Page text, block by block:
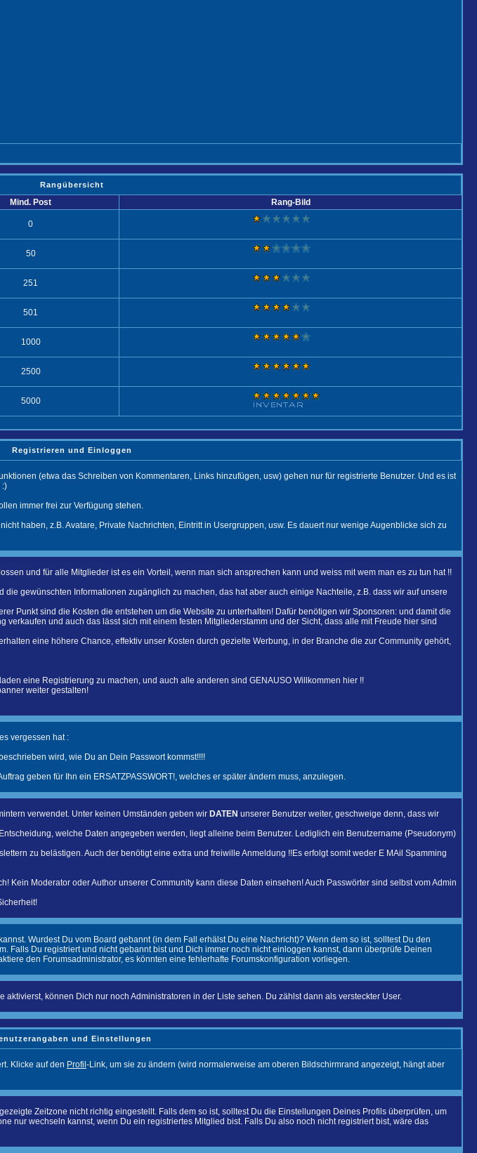
Rangübersicht
Mind. Post Rang-Bild
0
50
251
501
1000
2500
5000
Registrieren und Einloggen
(etwa das Schreiben von Kommentaren, Links hinzufügen, usw) gehen nur für registrierte Benutzer. Und es ist
:)
immer frei zur Verfügung stehen.
haben, z.B. Avatare, Private Nachrichten, Eintritt in Usergruppen, usw. Es dauert nur wenige Augenblicke sich zu
und für alle Mitglieder ist es ein Vorteil, wenn man sich ansprechen kann und weiss mit wem man es zu tun hat !!
gewünschten Informationen zugänglich zu machen, das hat aber auch einige Nachteile, z.B. dass wir auf unsere
Punkt sind die Kosten die entstehen um die Website zu unterhalten! Dafür benötigen wir Sponsoren: und damit die
und auch das lässt sich mit einem festen Mitgliederstamm und der Sicht, dass alle mit Freude hier sind
eine höhere Chance, effektiv unser Kosten durch gezielte Werbung, in der Branche die zur Community gehört,
eine Registrierung zu machen, und auch alle anderen sind GENAUSO Willkommen hier !!
weiter gestalten!
vergessen hat :
wird, wie Du an Dein Passwort kommst!!!!
geben für Ihn ein ERSATZPASSWORT!, welches er später ändern muss, anzulegen.
verwendet. Unter keinen Umständen geben wir DATEN unserer Benutzer weiter, geschweige denn, dass wir
welche Daten angegeben werden, liegt alleine beim Benutzer. Lediglich ein Benutzername (Pseudonym)
zu belästigen. Auch der benötigt eine extra und freiwille Anmeldung !!Es erfolgt somit weder E MAil Spamming
Kein Moderator oder Author unserer Community kann diese Daten einsehen! Auch Passwörter sind selbst vom Admin
Wurdest Du vom Board gebannt (in dem Fall erhälst Du eine Nachricht)? Wenn dem so ist, solltest Du den
Falls Du registriert und nicht gebannt bist und Dich immer noch nicht einloggen kannst, dann überprüfe Deinen
den Forumsadministrator, es könnten eine fehlerhafte Forumskonfiguration vorliegen.
aktivierst, können Dich nur noch Administratoren in der Liste sehen. Du zählst dann als versteckter User.
und Einstellungen
Klicke auf den Profil -Link, um sie zu ändern (wird normalerweise am oberen Bildschirmrand angezeigt, hängt aber
Zeitzone nicht richtig eingestellt. Falls dem so ist, solltest Du die Einstellungen Deines Profils überprüfen, um
nur wechseln kannst, wenn Du ein registriertes Mitglied bist. Falls Du also noch nicht registriert bist, wäre das